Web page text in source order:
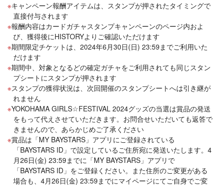
キャンペーン報酬アイテムは、スタンプが押されたタイミングで
直接付与されます
報酬内容はカードガチャスタンプキャンペーンのページ内およ
び、獲得後にHISTORYよりご確認いただけます
期間限定チケットは、2024年6月30日(日) 23:59までご利用いた
だけます
期間中、対象となるどの確定ガチャをご利用されても同じスタン
プシートにスタンプが押されます
スタンプの獲得状況は、次回開催のスタンプシートへは引き継が
れません
YOKOHAMA GIRLS☆FESTIVAL 2024グッズの当選は賞品の発送
をもって代えさせていただきます。お問合せいただいても返答で
きませんので、あらかじめご了承ください
賞品は「MY BAYSTARS」アプリにご登録されている
「BAYSTARS ID」で設定しているご住所宛に発送いたします。4
月26日(金) 23:59までに「MY BAYSTARS」アプリで
「BAYSTARS ID」をご登録ください。また住所のご変更がある
場合も、4月26日(金) 23:59までにマイページにてご自身でご変